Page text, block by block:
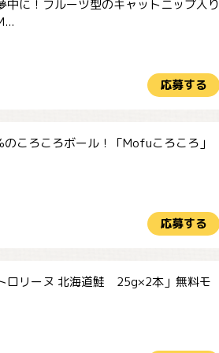
中に！フルーツ型のキャットニップ入り
応募する
ころころボール！「Mofuころころ」
応募する
ロリーヌ 北海道鮭 25g×2本」無料モ